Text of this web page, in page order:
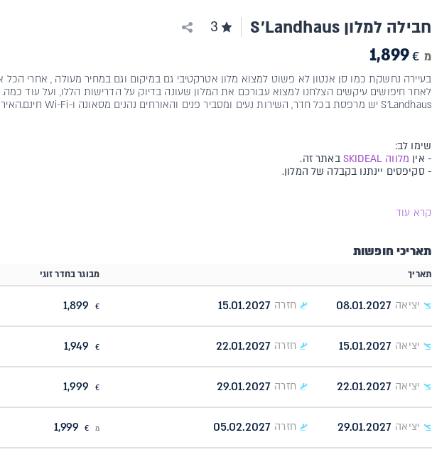
חבילה למלון S'Landhaus 3
בעיירה נחשקת כמו סן אנטון לא פשוט למצוא מלון אטרקטיבי גם במיקום וגם במחיר מעולה , אחרי
לאחר חיפושים עיקשים הצלחנו למצוא עבורכם את המלון שעונה בדיוק על הדרישות הללו, ועל עוד כמה.
S'Landhaus יש מרפסת בכל חדר, השירות נעים ומסביר פנים והאורחים נהנים מסאונה ו-Wi-Fi חינם.האירוח על בסיס ארוחת בוקר.
שימו לב:
- אין מלווה S KIDEAL
באתר זה.
- סקיפסים יינתנו בקבלה של המלון.
קרא עוד
מ 1,899€
תאריכי חופשות
תאריך מבוגר בחדר זוגי
יציאה 08.01.2027 חזרה 15.01.2027
€
יציאה 15.01.2027 חזרה 22.01.2027
€
יציאה 22.01.2027 חזרה 29.01.2027
€
יציאה 29.01.2027 חזרה 05.02.2027 מ €